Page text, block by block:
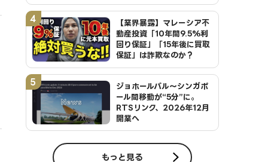
4
【業界暴露】マレーシア不
動産投資「10年間9.5%利
回り保証」「15年後に買取
保証」は詐欺なのか？
5
ジョホールバル～シンガポ
ール間移動が“5分”に。
RTSリンク、2026年12月
開業へ
もっと見る